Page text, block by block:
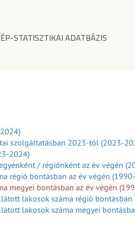
STATISZTIKAI ADATBÁZIS
szolgáltatásban 2023-tól (2023-
2024)
/ régiónként az év végén
régió bontásban az év végén
megyei bontásban az év végén
lakosok száma régió bontásban
lakosok száma megyei
az év végén (2003-2024)